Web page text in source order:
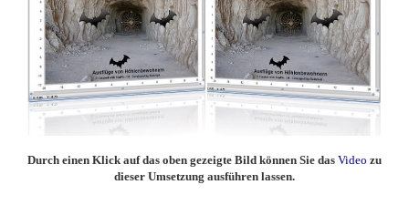
Durch einen Klick auf das oben gezeigte Bild können Sie das Video zu
dieser Umsetzung ausführen lassen.